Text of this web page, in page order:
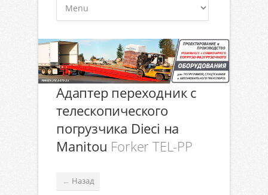
Адаптер переходник с
телескопического
погрузчика Dieci на
Manitou Forker TEL-PP
← Назад